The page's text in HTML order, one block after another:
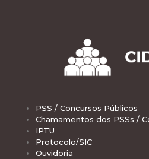
PSS / Concursos Públicos
Chamamentos dos PSSs /
IPTU
Protocolo/SIC
Ouvidoria